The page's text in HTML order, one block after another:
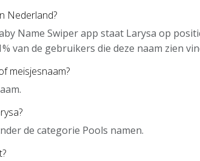
Nederland?
Name Swiper app staat Larysa op
van de gebruikers die deze naam zien
meisjesnaam?
de categorie Pools namen.